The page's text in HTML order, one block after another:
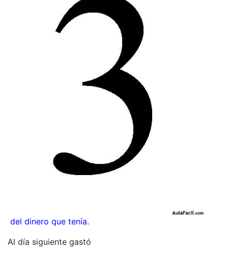
del dinero que tenía.
Al día siguiente gastó